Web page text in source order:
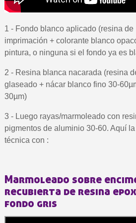
1 - Fondo blanco aplicado (resina de
imprimación + colorante blanco
pintura, o ninguna si el fondo ya es
2 - Resina blanca nacarada (resina
glaseado + nácar blanco fino 30-
30µm)
3 - Luego rayas/marmoleado con
pigmentos de aluminio 30-60. Aquí
técnica con :
Marmoleado sobre
recubierta de resina
fondo gris